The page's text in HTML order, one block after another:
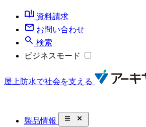
book_ribbon 資料請求
mail お問い合わせ
search 検索
ビジネスモード
屋上防水で社会を支える
製品情報 close_small